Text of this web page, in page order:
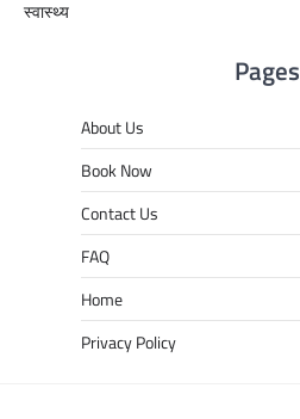
स्वास्थ्य
Pages
About Us
Book Now
Contact Us
FAQ
Home
Privacy Policy